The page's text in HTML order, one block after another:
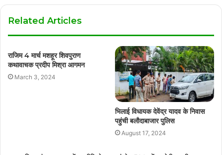
Related Articles
राजिम 4 मार्च मशहूर शिवपुराण
कथावाचक प्रदीप मिश्रा आगमन
March 3, 2024
भिलाई विधायक देवेंद्र यादव के निवास
पहुंची बलौदाबाजार पुलिस
August 17, 2024